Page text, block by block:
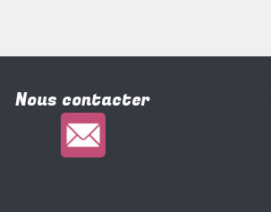
Nous contacter